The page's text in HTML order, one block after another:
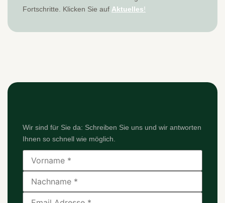
Fortschritte. Klicken Sie auf Aktuelles!
Wir sind für Sie da: Schreiben Sie uns und wir antworten
Ihnen so schnell wie möglich.